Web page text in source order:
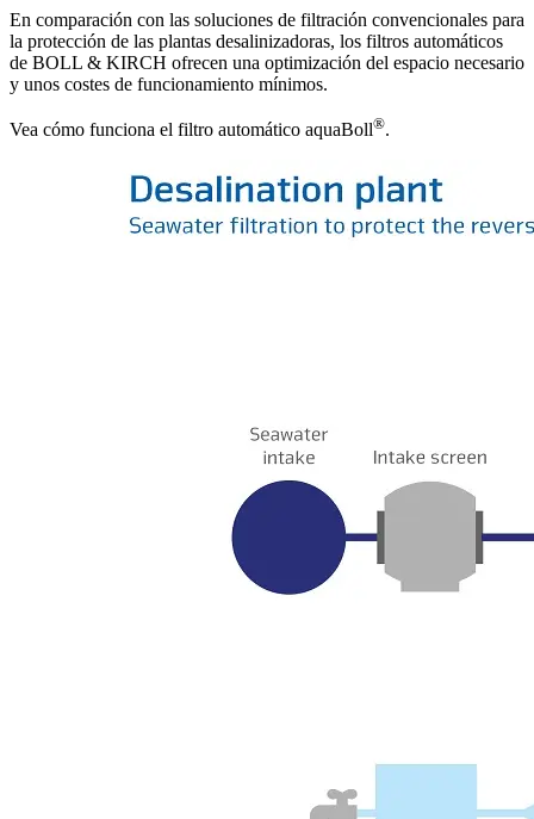
En comparación con las soluciones de filtración convencionales para
la protección de las plantas desalinizadoras, los filtros automáticos
de BOLL & KIRCH ofrecen una optimización del espacio necesario
y unos costes de funcionamiento mínimos.
Vea cómo funciona el filtro automático aquaBoll®.